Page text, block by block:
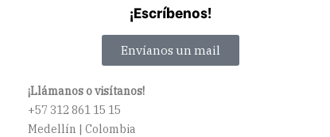
¡Escríbenos!
Envíanos un mail
¡Llámanos o visítanos!
+57 312 861 15 15
Medellín | Colombia